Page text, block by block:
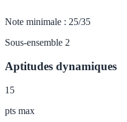
Note minimale : 25/35
Sous-ensemble 2
Aptitudes dynamiques
15
pts max